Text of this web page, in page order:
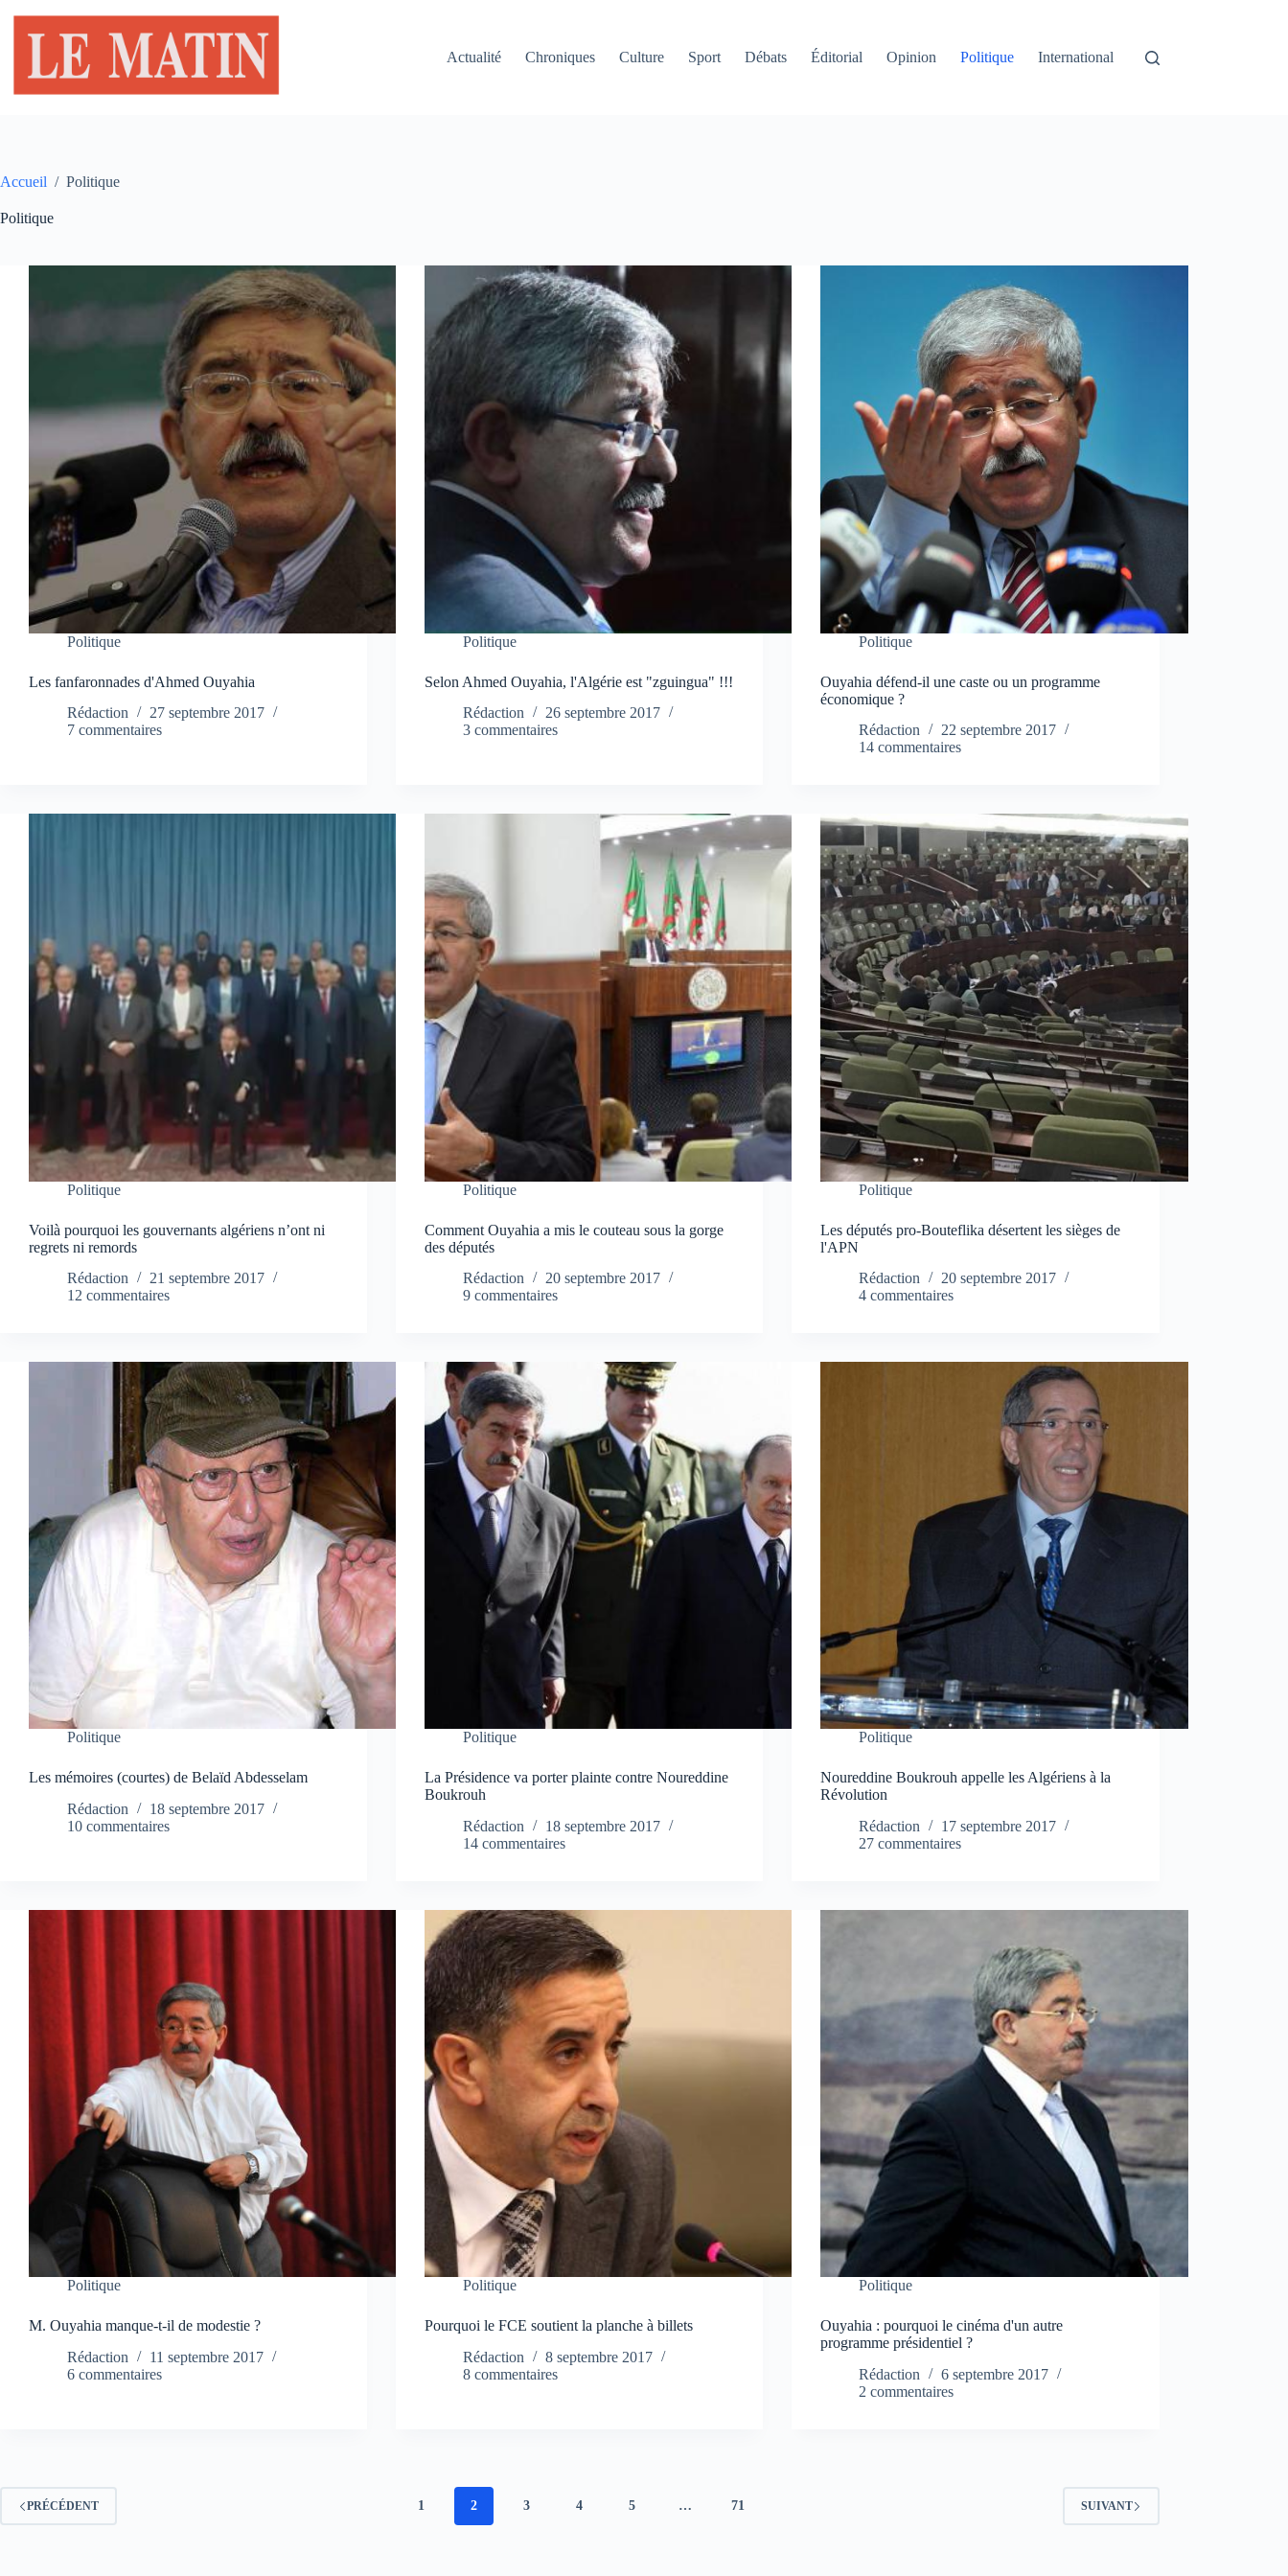
contenu
Actualité
Chroniques Culture Sport Débats Éditorial Opinion Politique International
Accueil / Politique
Politique
Politique
Les fanfaronnades d'Ahmed Ouyahia
Rédaction
27 septembre 2017
7 commentaires
Politique
Selon Ahmed Ouyahia, l'Algérie est "zguingua" !!!
Rédaction
26 septembre 2017
3 commentaires
Politique
Ouyahia défend-il une caste ou un programme
économique ?
Rédaction
22 septembre 2017
14 commentaires
Politique
Voilà pourquoi les gouvernants algériens n’ont ni
regrets ni remords
Rédaction
21 septembre 2017
12 commentaires
Politique
Comment Ouyahia a mis le couteau sous la gorge
des députés
Rédaction
20 septembre 2017
9 commentaires
Politique
Les députés pro-Bouteflika désertent les sièges de
l'APN
Rédaction
20 septembre 2017
4 commentaires
Politique
Les mémoires (courtes) de Belaïd Abdesselam
Rédaction
18 septembre 2017
10 commentaires
Politique
La Présidence va porter plainte contre Noureddine
Boukrouh
Rédaction
18 septembre 2017
14 commentaires
Politique
Noureddine Boukrouh appelle les Algériens à la
Révolution
Rédaction
17 septembre 2017
27 commentaires
Politique
M. Ouyahia manque-t-il de modestie ?
Rédaction
11 septembre 2017
6 commentaires
Politique
Pourquoi le FCE soutient la planche à billets
Rédaction
8 septembre 2017
8 commentaires
Politique
Ouyahia : pourquoi le cinéma d'un autre
programme présidentiel ?
Rédaction
6 septembre 2017
2 commentaires
PRÉCÉDENT 1 2 3 4 5 … 71 SUIVANT